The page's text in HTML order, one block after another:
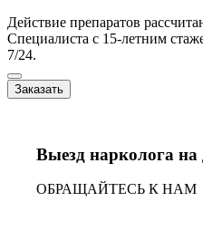
Действие препаратов
Специалиста с 15-летним
7/24.
Заказать
Выезд нарколога на
ОБРАЩАЙТЕСЬ К НАМ